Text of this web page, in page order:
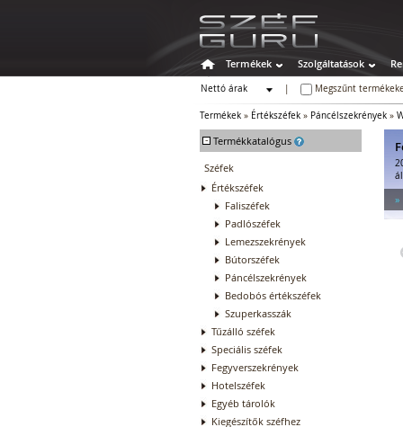
Termékek Szolgáltatások
Nettó árak
Megszűnt
Termékek » Értékszéfek » Páncélszekrények »
- Termékkatalógus
Széfek
Értékszéfek
Faliszéfek
Padlószéfek
Lemezszekrények
Bútorszéfek
Páncélszekrények
Bedobós értékszéfek
Szuperkasszák
Tűzálló széfek
Speciális széfek
Fegyverszekrények
Hotelszéfek
Egyéb tárolók
Kiegészítők széfhez
»